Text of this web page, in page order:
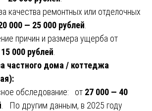
качества ремонтных или отделочных
000 — 25 000 рублей
причин и размера ущерба от
15 000 рублей
частного дома / коттеджа
обследование: от 27 000 — 40
. По другим данным, в 2025 году